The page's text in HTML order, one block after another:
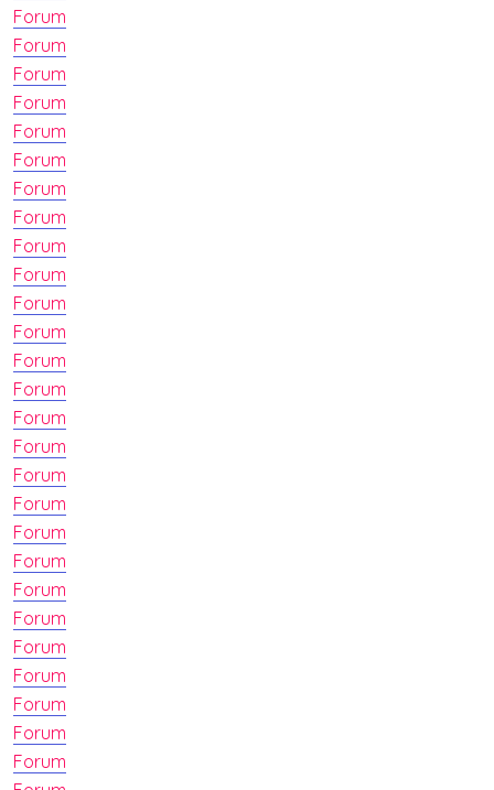
Forum
Forum
Forum
Forum
Forum
Forum
Forum
Forum
Forum
Forum
Forum
Forum
Forum
Forum
Forum
Forum
Forum
Forum
Forum
Forum
Forum
Forum
Forum
Forum
Forum
Forum
Forum